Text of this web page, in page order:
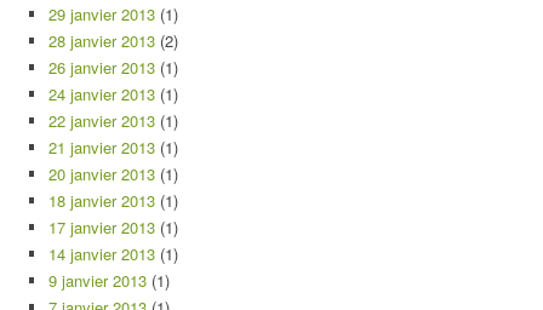
29 janvier 2013 (1)
28 janvier 2013 (2)
26 janvier 2013 (1)
24 janvier 2013 (1)
22 janvier 2013 (1)
21 janvier 2013 (1)
20 janvier 2013 (1)
18 janvier 2013 (1)
17 janvier 2013 (1)
14 janvier 2013 (1)
9 janvier 2013 (1)